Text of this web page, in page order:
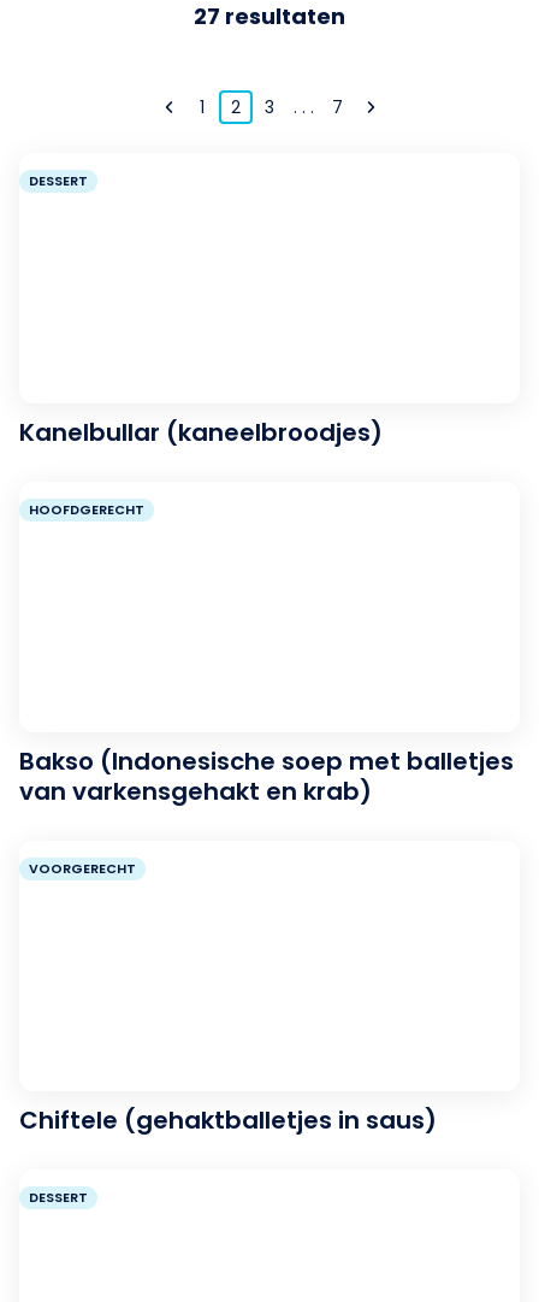
27 resultaten
1 2 3 . . . 7
DESSERT
Kanelbullar (kaneelbroodjes)
HOOFDGERECHT
Bakso (Indonesische soep met balletjes
van varkensgehakt en krab)
VOORGERECHT
Chiftele (gehaktballetjes in saus)
DESSERT